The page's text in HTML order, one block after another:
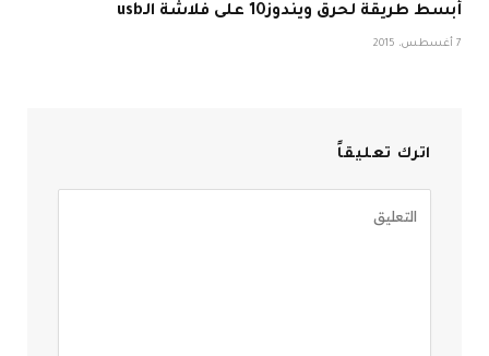
أبسط طريقة لحرق ويندوز10 على فلاشة الـusb
7 أغسطس، 2015
اترك تعليقاً